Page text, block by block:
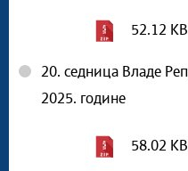
52.12 KB
20. седница Владе
2025. године
58.02 KB